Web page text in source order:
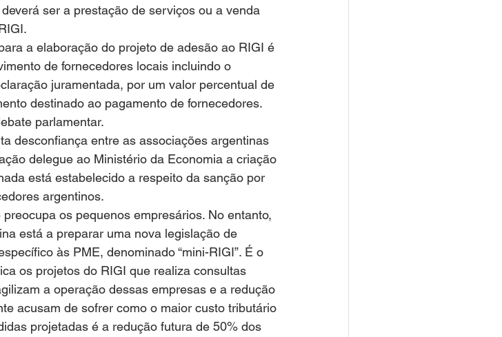
ser a prestação de serviços ou a venda
a elaboração do projeto de adesão ao RIGI é
de fornecedores locais incluindo o
juramentada, por um valor percentual de
destinado ao pagamento de fornecedores.
parlamentar.
desconfiança entre as associações argentinas
delegue ao Ministério da Economia a criação
está estabelecido a respeito da sanção por
argentinos.
os pequenos empresários. No entanto,
está a preparar uma nova legislação de
às PME, denominado “mini-RIGI”. É o
os projetos do RIGI que realiza consultas
a operação dessas empresas e a redução
acusam de sofrer como o maior custo tributário
projetadas é a redução futura de 50% dos